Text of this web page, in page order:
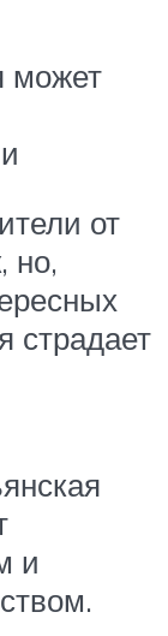
может
от
но,
страдает
и